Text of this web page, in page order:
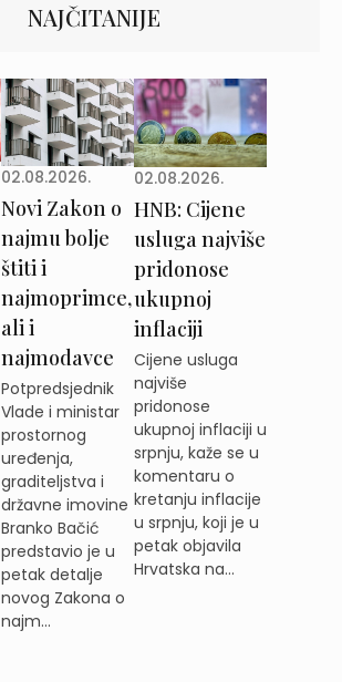
NAJČITANIJE
02.08.2026.
Novi Zakon o
najmu bolje
štiti i
najmoprimce,
ali i
najmodavce
Potpredsjednik
Vlade i ministar
prostornog
uređenja,
graditeljstva i
državne imovine
Branko Bačić
predstavio je u
petak detalje
novog Zakona o
najm...
02.08.2026.
HNB: Cijene
usluga najviše
pridonose
ukupnoj
inflaciji
Cijene usluga
najviše
pridonose
ukupnoj inflaciji u
srpnju, kaže se u
komentaru o
kretanju inflacije
u srpnju, koji je u
petak objavila
Hrvatska na...